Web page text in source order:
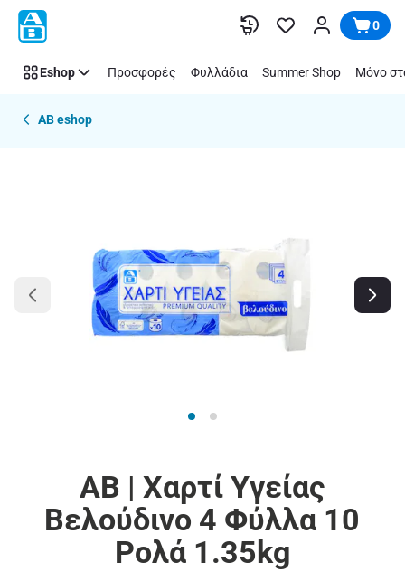
Παράλειψη 0
Eshop Προσφορές Φυλλάδια Summer Shop Μόνο
AB eshop
ΑΒ | Χαρτί Υγείας
Βελούδινο 4 Φύλλα 10
Ρολά 1.35kg